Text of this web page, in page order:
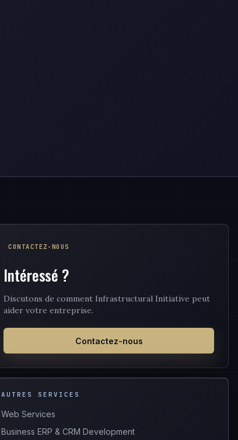
CONTACTEZ-NOUS
Intéressé ?
Discutons de comment Infrastructural Initiative peut
aider votre entreprise.
Contactez-nous
AUTRES SERVICES
Web Services
Business ERP & CRM Development